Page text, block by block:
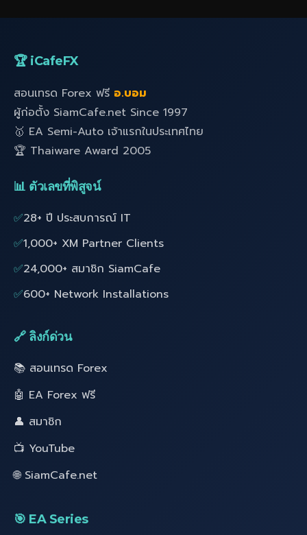
🏆 iCafeFX
สอนเทรด Forex ฟรี อ.บอม
ผู้ก่อตั้ง SiamCafe.net Since 1997
🥇 EA Semi-Auto เจ้าแรกในประเทศไทย
🏆 Thaiware Award 2005
📊 ตัวเลขที่พิสูจน์
✅28+ ปี ประสบการณ์ IT
✅1,000+ XM Partner Clients
✅24,000+ สมาชิก SiamCafe
✅600+ Network Installations
🔗 ลิงก์ด่วน
📚 สอนเทรด Forex
🤖 EA Forex ฟรี
👤 สมาชิก
📺 YouTube
🌐 SiamCafe.net
🎯 EA Series